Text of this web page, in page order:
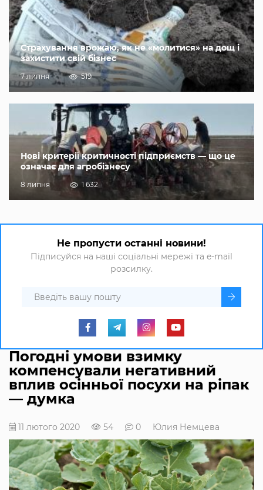
Страхування врожаю, як не «молитися» на дощ і
захистити свій бізнес
7 липня 519
Нові критерії критичності підприємств — що це
означає для агробізнесу
8 липня 1 632
Не пропусти останні новини!
Підписуйся на наші соціальні мережі та e-mail
розсилку.
Погодні умови взимку
компенсували негативний
вплив осінньої посухи на ріпак
— думка
11 лютого 2020 54 0 Юлия Немцева